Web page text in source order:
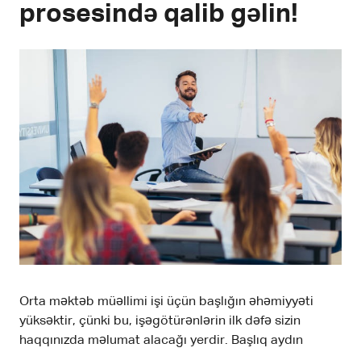
prosesində qalib gəlin!
Orta məktəb müəllimi işi üçün başlığın əhəmiyyəti
yüksəktir, çünki bu, işəgötürənlərin ilk dəfə sizin
haqqınızda məlumat alacağı yerdir. Başlıq aydın